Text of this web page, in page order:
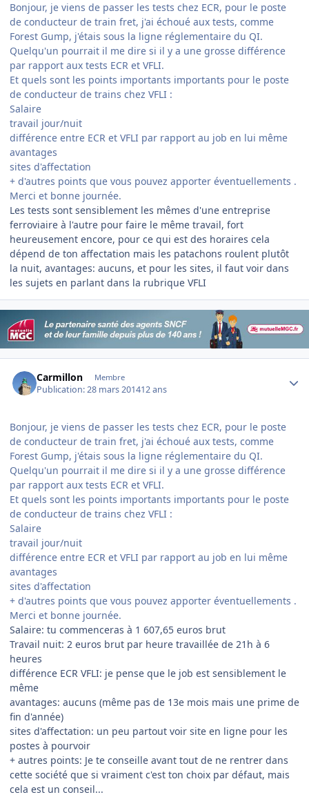
Bonjour, je viens de passer les tests chez ECR, pour le poste
de conducteur de train fret, j'ai échoué aux tests, comme
Forest Gump, j'étais sous la ligne réglementaire du QI.
Quelqu'un pourrait il me dire si il y a une grosse différence
par rapport aux tests ECR et VFLI.
Et quels sont les points importants importants pour le poste
de conducteur de trains chez VFLI :
Salaire
travail jour/nuit
différence entre ECR et VFLI par rapport au job en lui même
avantages
sites d'affectation
+ d'autres points que vous pouvez apporter éventuellements .
Merci et bonne journée.
Les tests sont sensiblement les mêmes d'une entreprise
ferroviaire à l'autre pour faire le même travail, fort
heureusement encore, pour ce qui est des horaires cela
dépend de ton affectation mais les patachons roulent plutôt
la nuit, avantages: aucuns, et pour les sites, il faut voir dans
les sujets en parlant dans la rubrique VFLI
Carmillon Membre
Publication:28 mars 201412 ans
Bonjour, je viens de passer les tests chez ECR, pour le poste
de conducteur de train fret, j'ai échoué aux tests, comme
Forest Gump, j'étais sous la ligne réglementaire du QI.
Quelqu'un pourrait il me dire si il y a une grosse différence
par rapport aux tests ECR et VFLI.
Et quels sont les points importants importants pour le poste
de conducteur de trains chez VFLI :
Salaire
travail jour/nuit
différence entre ECR et VFLI par rapport au job en lui même
avantages
sites d'affectation
+ d'autres points que vous pouvez apporter éventuellements .
Merci et bonne journée.
Salaire: tu commenceras à 1 607,65 euros brut
Travail nuit: 2 euros brut par heure travaillée de 21h à 6
heures
différence ECR VFLI: je pense que le job est sensiblement le
même
avantages: aucuns (même pas de 13e mois mais une prime de
fin d'année)
sites d'affectation: un peu partout voir site en ligne pour les
postes à pourvoir
+ autres points: Je te conseille avant tout de ne rentrer dans
cette société que si vraiment c'est ton choix par défaut, mais
cela est un conseil...